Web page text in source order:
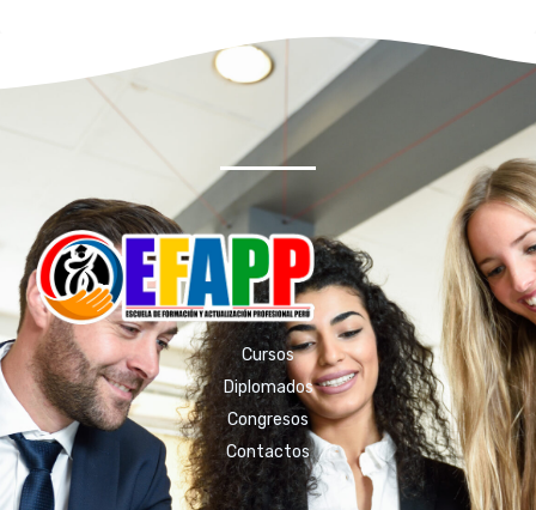
Cursos
Diplomados
Congresos
Contactos